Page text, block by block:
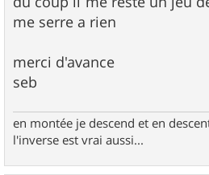
me serre a rien
merci d'avance
seb
en montée je descend et en
l'inverse est vrai aussi...